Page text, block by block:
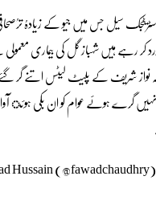
سیل جس میں جیو کے زیادہُ
رہے ہیں شہباز گل کی بیماری
نواز شریف کے پلیٹ لیٹس اتنے گر
گرے ہوئے عوام کو ان بکی ہوئ